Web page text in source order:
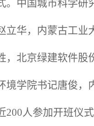
。中国城市科学研
立华，内蒙古工业
，北京绿建软件股
境学院书记唐俊，
200人参加开班仪式